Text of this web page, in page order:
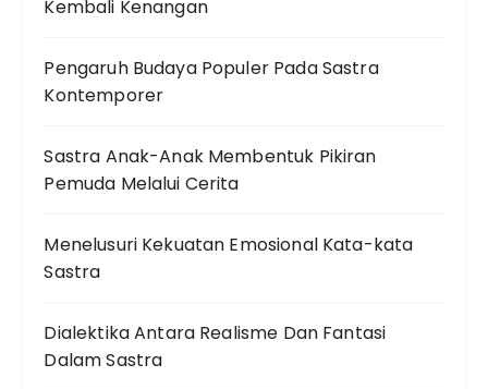
Kembali Kenangan
Pengaruh Budaya Populer Pada Sastra
Kontemporer
Sastra Anak-Anak Membentuk Pikiran
Pemuda Melalui Cerita
Menelusuri Kekuatan Emosional Kata-kata
Sastra
Dialektika Antara Realisme Dan Fantasi
Dalam Sastra